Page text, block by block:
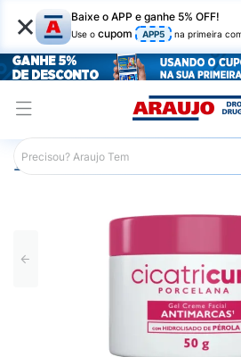
× Baixe o APP e ganhe 5% OFF!
Use o cupom APP5 na primeira
Araujo Dermocosméticos